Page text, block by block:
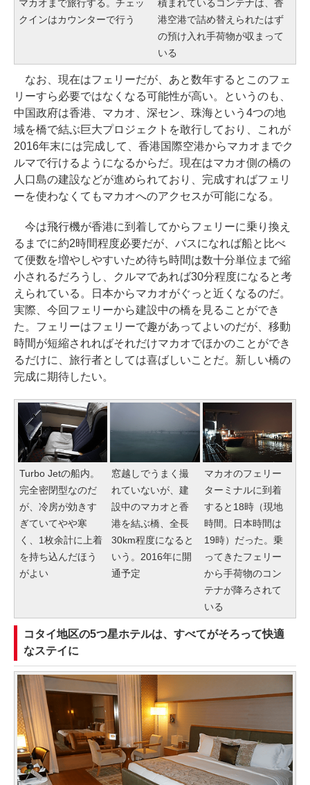
マカオまで旅行する。チェッ
クインはカウンターで行う
積まれているコンテナは、香
港空港で詰め替えられたはず
の預け入れ手荷物が収まって
いる
なお、現在はフェリーだが、あと数年するとこのフェ
リーすら必要ではなくなる可能性が高い。というのも、
中国政府は香港、マカオ、深セン、珠海という4つの地
域を橋で結ぶ巨大プロジェクトを敢行しており、これが
2016年末には完成して、香港国際空港からマカオまでク
ルマで行けるようになるからだ。現在はマカオ側の橋の
人口島の建設などが進められており、完成すればフェリ
ーを使わなくてもマカオへのアクセスが可能になる。
今は飛行機が香港に到着してからフェリーに乗り換え
るまでに約2時間程度必要だが、バスになれば船と比べ
て便数を増やしやすいため待ち時間は数十分単位まで縮
小されるだろうし、クルマであれば30分程度になると考
えられている。日本からマカオがぐっと近くなるのだ。
実際、今回フェリーから建設中の橋を見ることができ
た。フェリーはフェリーで趣があってよいのだが、移動
時間が短縮されればそれだけマカオでほかのことができ
るだけに、旅行者としては喜ばしいことだ。新しい橋の
完成に期待したい。
Turbo Jetの船内。
完全密閉型なのだ
が、冷房が効きす
ぎていてやや寒
く、1枚余計に上着
を持ち込んだほう
がよい
窓越しでうまく撮
れていないが、建
設中のマカオと香
港を結ぶ橋、全長
30km程度になると
いう。2016年に開
通予定
マカオのフェリー
ターミナルに到着
すると18時（現地
時間。日本時間は
19時）だった。乗
ってきたフェリー
から手荷物のコン
テナが降ろされて
いる
コタイ地区の5つ星ホテルは、すべてがそろって快適
なステイに